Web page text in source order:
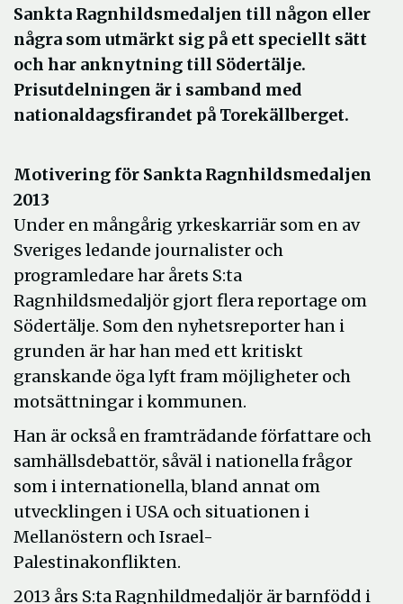
Sankta Ragnhildsmedaljen till någon eller
några som utmärkt sig på ett speciellt sätt
och har anknytning till Södertälje.
Prisutdelningen är i samband med
nationaldagsfirandet på Torekällberget.
Motivering för Sankta Ragnhildsmedaljen
2013
Under en mångårig yrkeskarriär som en av
Sveriges ledande journalister och
programledare har årets S:ta
Ragnhildsmedaljör gjort flera reportage om
Södertälje. Som den nyhetsreporter han i
grunden är har han med ett kritiskt
granskande öga lyft fram möjligheter och
motsättningar i kommunen.
Han är också en framträdande författare och
samhällsdebattör, såväl i nationella frågor
som i internationella, bland annat om
utvecklingen i USA och situationen i
Mellanöstern och Israel-
Palestinakonflikten.
2013 års S:ta Ragnhildmedaljör är barnfödd i